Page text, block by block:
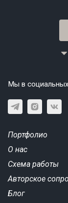
Мы в
Портфолио
О нас
Схема работы
Авторское
Блог